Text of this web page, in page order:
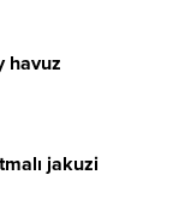
havuz
jakuzi